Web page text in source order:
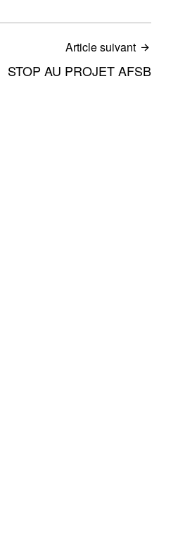
Article suivant
STOP AU PROJET AFSB